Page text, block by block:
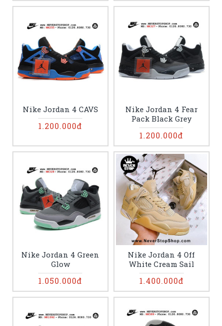
Nike Jordan 4 CAVS
1.200.000đ
Nike Jordan 4 Fear
Pack Black Grey
1.200.000đ
Nike Jordan 4 Green
Glow
1.050.000đ
Nike Jordan 4 Off
White Cream Sail
1.400.000đ